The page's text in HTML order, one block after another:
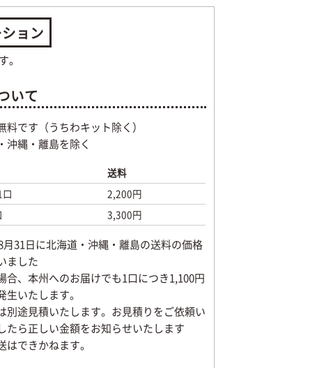
ョン
。
いて
料です（うちわキット除く）
沖縄・離島を除く
送料
2,200円
3,300円
31日に北海道・沖縄・離島の送料の価格
ました
合、本州へのお届けでも1口につき1,100円
生いたします。
別途見積いたします。お見積りをご依頼い
たら正しい金額をお知らせいたします
できかねます。